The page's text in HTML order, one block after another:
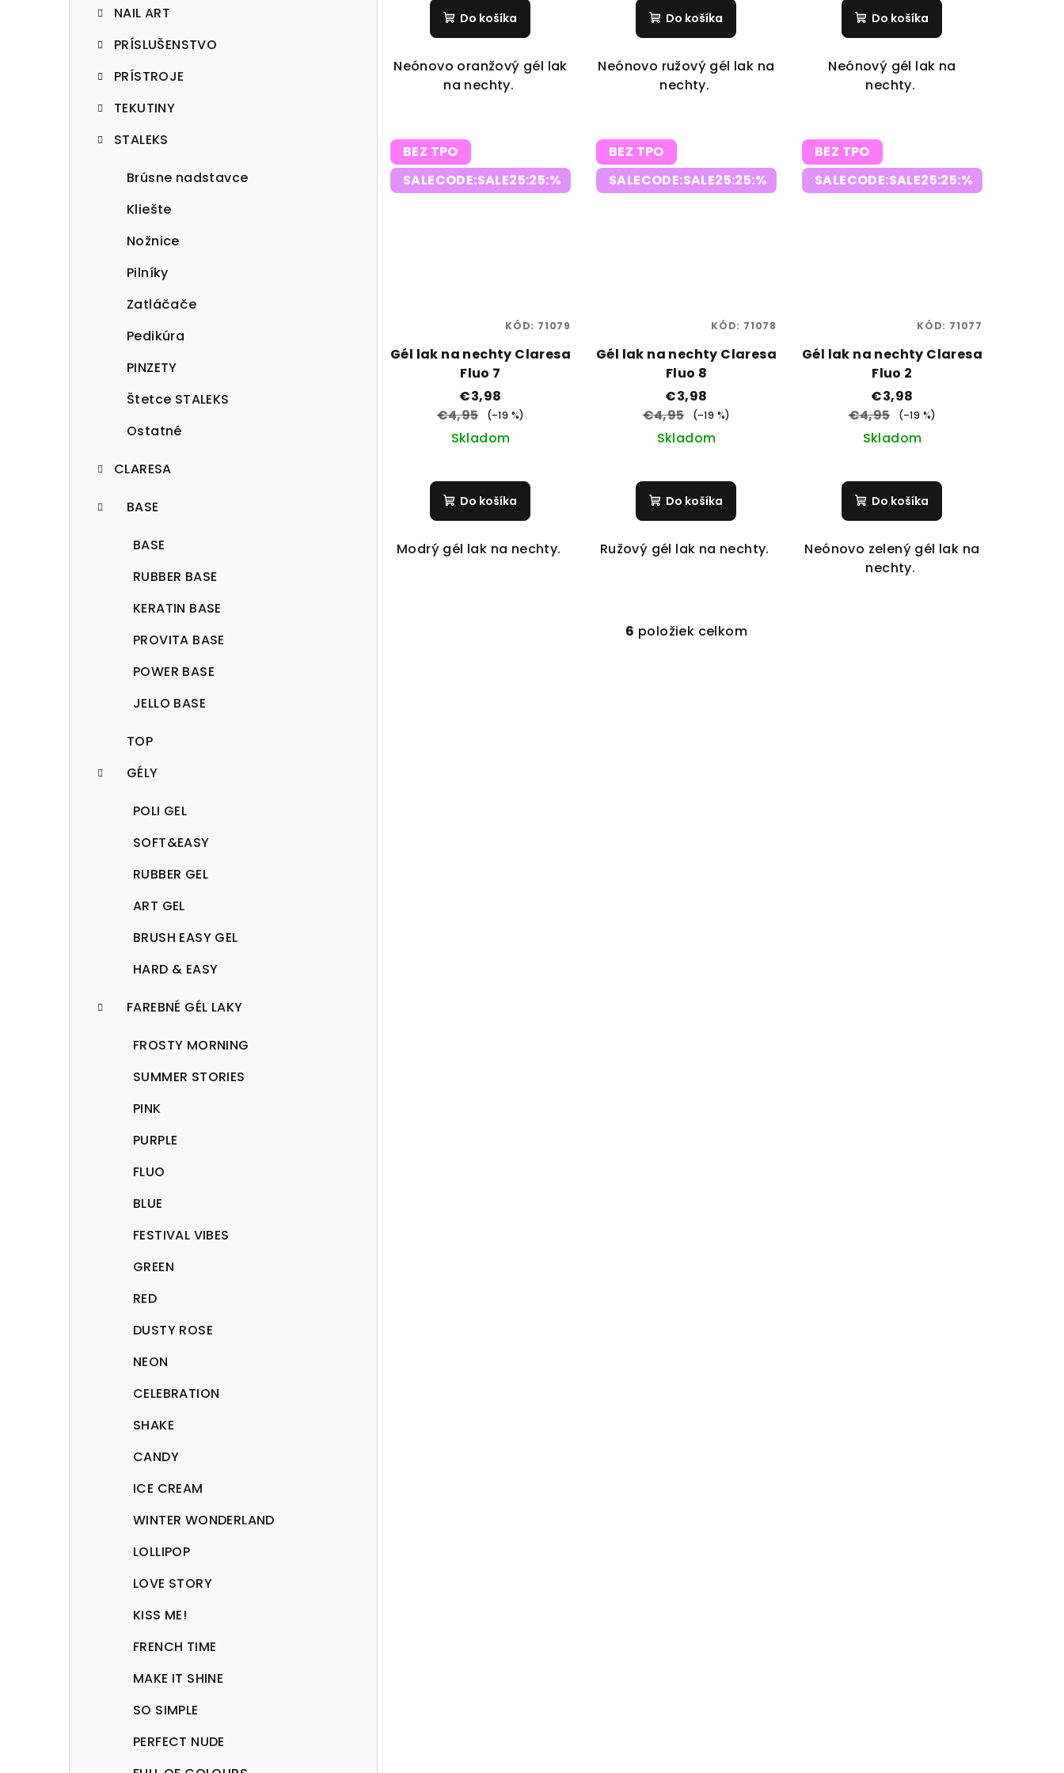
NAIL ART
PRÍSLUŠENSTVO
PRÍSTROJE
TEKUTINY
STALEKS
Brúsne nadstavce
Kliešte
Nožnice
Pilníky
Zatláčače
Pedikúra
PINZETY
Štetce STALEKS
Ostatné
CLARESA
BASE
BASE
RUBBER BASE
KERATIN BASE
PROVITA BASE
POWER BASE
JELLO BASE
TOP
GÉLY
POLI GEL
SOFT&EASY
RUBBER GEL
ART GEL
BRUSH EASY GEL
HARD & EASY
FAREBNÉ GÉL LAKY
FROSTY MORNING
SUMMER STORIES
PINK
PURPLE
FLUO
BLUE
FESTIVAL VIBES
GREEN
RED
DUSTY ROSE
NEON
CELEBRATION
SHAKE
CANDY
ICE CREAM
WINTER WONDERLAND
LOLLIPOP
LOVE STORY
KISS ME!
FRENCH TIME
MAKE IT SHINE
SO SIMPLE
PERFECT NUDE
Do košíka
Neónovo oranžový gél lak
na nechty.
Do košíka
Neónovo ružový gél lak na
nechty.
Do košíka
Neónový gél lak na
nechty.
BEZ TPO
SALECODE:SALE25:25:%
Gél lak na nechty Claresa
Fluo 7
€3,98
€4,95
(–19 %)
Skladom
Do košíka
Modrý gél lak na nechty.
KÓD: 71079
BEZ TPO
SALECODE:SALE25:25:%
Gél lak na nechty Claresa
Fluo 8
€3,98
€4,95
(–19 %)
Skladom
Do košíka
Ružový gél lak na nechty.
KÓD: 71078
BEZ TPO
SALECODE:SALE25:25:%
Gél lak na nechty Claresa
Fluo 2
€3,98
€4,95
(–19 %)
Skladom
Do košíka
Neónovo zelený gél lak na
nechty.
KÓD: 71077
O
6 položiek celkom